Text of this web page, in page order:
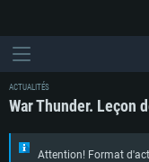
ACTUALITÉS
War Thunder. Leçon
Attention! Format